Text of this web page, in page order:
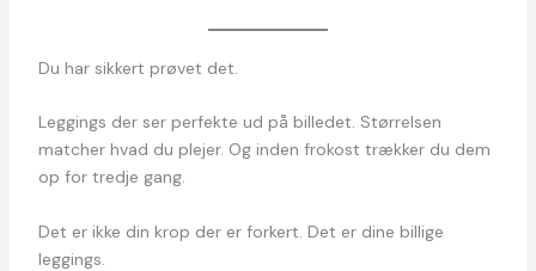
Du har sikkert prøvet det.
Leggings der ser perfekte ud på billedet. Størrelsen
matcher hvad du plejer. Og inden frokost trækker du dem
op for tredje gang.
Det er ikke din krop der er forkert. Det er dine billige
leggings.